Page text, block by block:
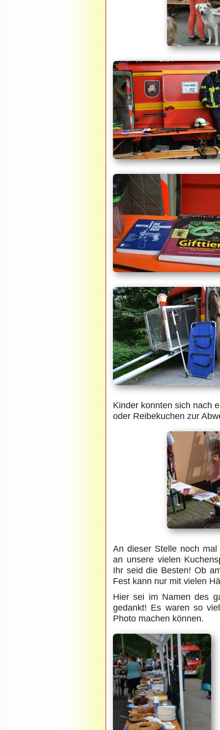
Kinder konnten sich nach
oder Reibekuchen zur
An dieser Stelle noch
an unsere vielen
Ihr seid die Besten! Ob
Fest kann nur mit vielen
Hier sei im Namen des
gedankt! Es waren so
Photo machen können.